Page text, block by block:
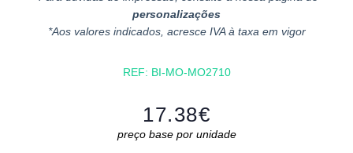
personalizações
*Aos valores indicados, acresce IVA à taxa em vigor
REF: BI-MO-MO2710
17.38€
preço base por unidade